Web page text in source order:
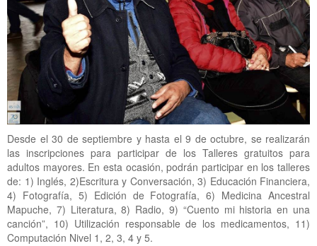
Desde el 30 de septiembre y hasta el 9 de octubre, se realizarán
las inscripciones para participar de los Talleres gratuitos para
adultos mayores. En esta ocasión, podrán participar en los talleres
de: 1) Inglés, 2)Escritura y Conversación, 3) Educación Financiera,
4) Fotografía, 5) Edición de Fotografía, 6) Medicina Ancestral
Mapuche, 7) Literatura, 8) Radio, 9) “Cuento mi historia en una
canción”, 10) Utilización responsable de los medicamentos, 11)
Computación Nivel 1, 2, 3, 4 y 5.